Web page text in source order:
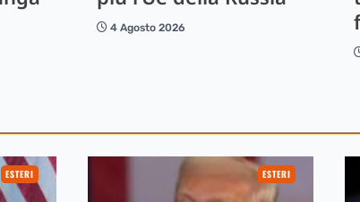
4 Agosto 2026
ESTERI ESTERI